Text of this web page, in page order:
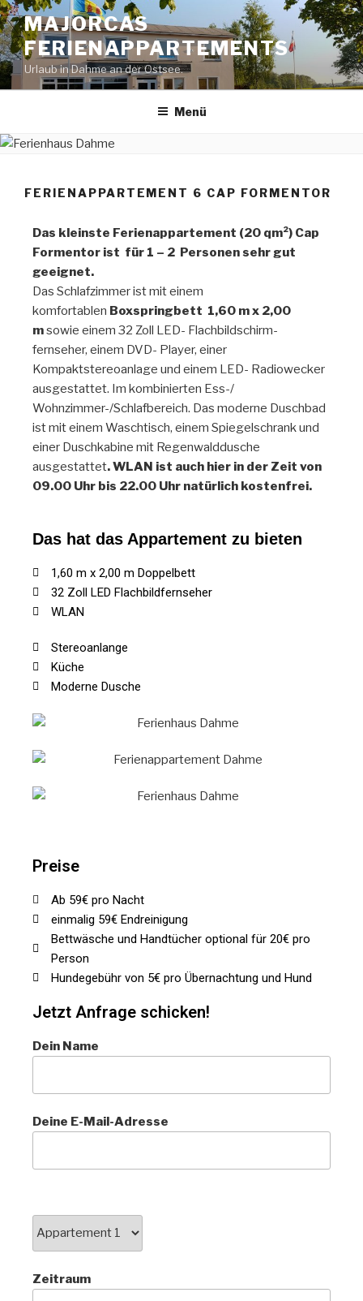
MAJORCAS
FERIENAPPARTEMENTS
Urlaub in Dahme an der Ostsee.
Menü
FERIENAPPARTEMENT 6 CAP FORMENTOR
Das kleinste Ferienappartement (20 qm²) Cap
Formentor ist für 1 – 2 Personen sehr gut
geeignet.
Das Schlafzimmer ist mit einem
komfortablen Boxspringbett 1,60 m x 2,00
msowie einem 32 Zoll LED- Flachbildschirm-
fernseher, einem DVD- Player, einer
Kompaktstereoanlage und einem LED- Radiowecker
ausgestattet. Im kombinierten Ess-/
Wohnzimmer-/Schlafbereich. Das moderne Duschbad
ist mit einem Waschtisch, einem Spiegelschrank und
einer Duschkabine mit Regenwalddusche
ausgestattet. WLAN ist auch hier in der Zeit von
09.00 Uhr bis 22.00 Uhr natürlich kostenfrei.
Das hat das Appartement zu bieten
1,60 m x 2,00 m Doppelbett
32 Zoll LED Flachbildfernseher
WLAN
Stereoanlange
Küche
Moderne Dusche
Preise
Ab 59€ pro Nacht
einmalig 59€ Endreinigung
Bettwäsche und Handtücher optional für 20€ pro
Person
Hundegebühr von 5€ pro Übernachtung und Hund
Jetzt Anfrage schicken!​
Dein Name
Deine E-Mail-Adresse
Zeitraum